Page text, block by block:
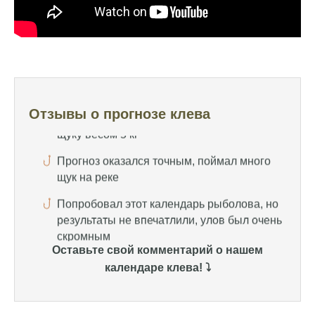
Отзывы о прогнозе клева
Календарь рыболова иногда работает,
щук на реке
Попробовал этот календарь рыболова, но
результаты не впечатлили, улов был очень
скромным
отлично, уловил карпа и налима
Уже второй раз пользуюсь этим прогнозом,
всегда помогает найти активных хищников
Оставьте свой комментарий о нашем
календаре клева! ⤵️